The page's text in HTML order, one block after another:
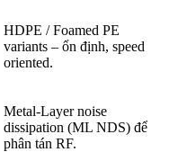
HDPE / Foamed PE
variants – ổn định, speed
oriented.
Metal-Layer noise
dissipation (ML NDS) để
phân tán RF.